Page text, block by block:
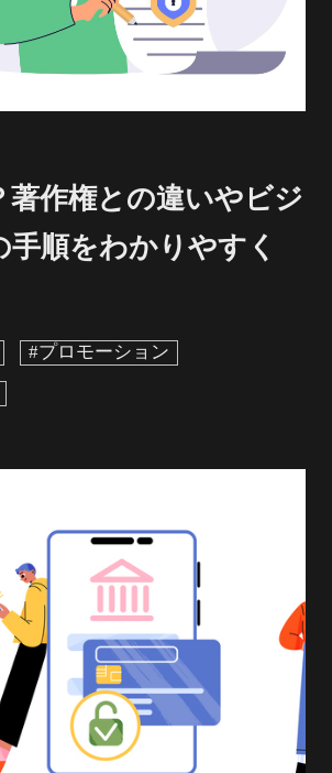
著作権との違いやビジ
手順をわかりやすく
#プロモーション